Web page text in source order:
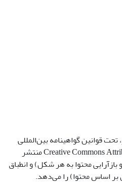
قوانین گواهینامه بین‌المللی
Creative Commons Attribution 4.0 International License منتشر
محتوا به هر شکل) و انطباق
بر اساس محتوا) را می‌دهد.